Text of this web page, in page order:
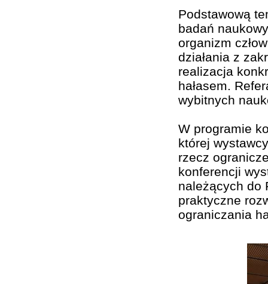
Podstawową
badań
organizm
działania z
realizacja
hałasem.
wybitnych
W programie
której
rzecz
konferencji
należących do
praktyczne
ograniczania